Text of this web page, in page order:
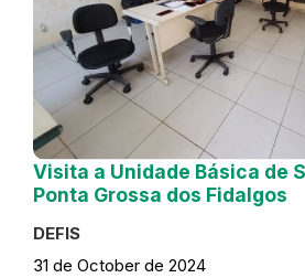
Visita a Unidade Básica de
Ponta Grossa dos Fidalgos
DEFIS
31 de October de 2024